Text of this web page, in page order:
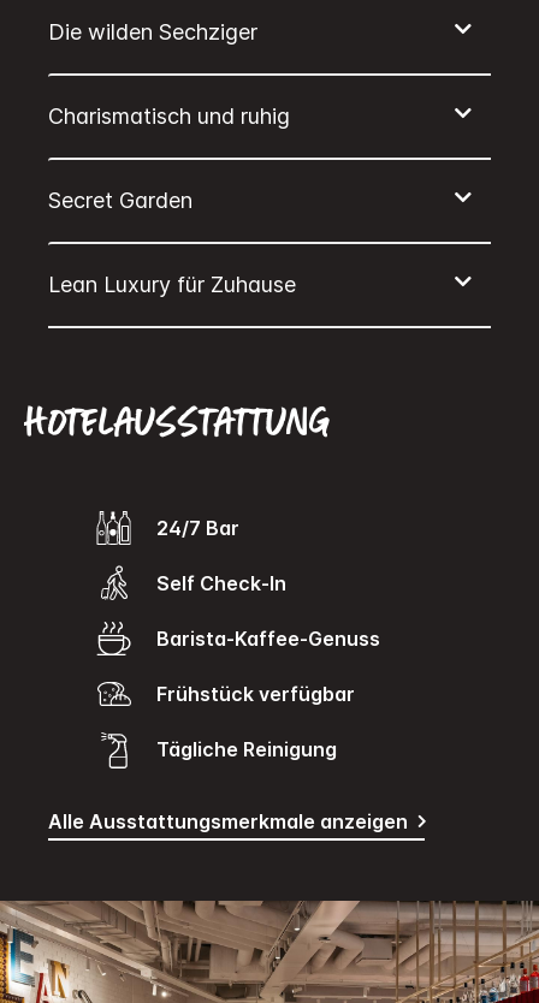
Hotelausstattung
24/7 Bar
Self Check-In
Barista-Kaffee-Genuss
Frühstück verfügbar
Tägliche Reinigung
Alle Ausstattungsmerkmale anzeigen